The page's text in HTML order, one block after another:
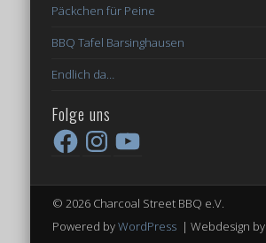
Päckchen für Peine
BBQ Tafel Barsinghausen
Endlich da…
Folge uns
FacebookInstagramYouTube
© 2026 Charcoal Street BBQ e.V.
Powered byWordPress| Webdesign by